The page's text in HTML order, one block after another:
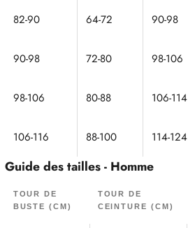
82-90 64-72 90-98
90-98 72-80 98-106
98-106 80-88 106-114
106-116 88-100 114-124
Guide des tailles - Homme
TOUR DE
BUSTE (CM)
TOUR DE
CEINTURE (CM)